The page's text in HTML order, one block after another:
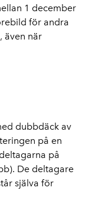
1 december
för andra
även när
dubbdäck av
på en
på
De deltagare
själva för